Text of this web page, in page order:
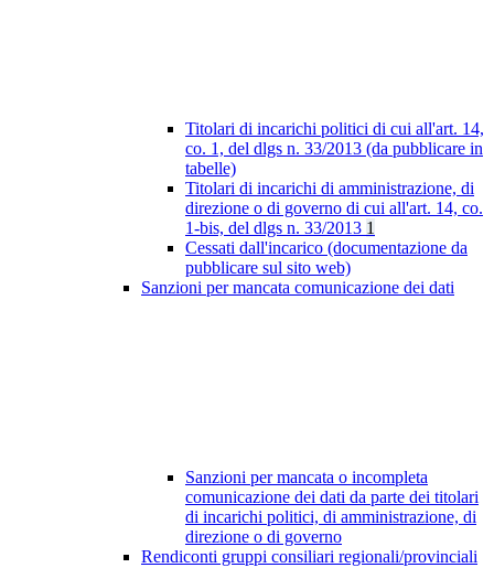
Titolari di incarichi politici di cui all'art. 14,
co. 1, del dlgs n. 33/2013 (da pubblicare in
tabelle)
Titolari di incarichi di amministrazione, di
direzione o di governo di cui all'art. 14, co.
1-bis, del dlgs n. 33/2013 1
Cessati dall'incarico (documentazione da
pubblicare sul sito web)
Sanzioni per mancata comunicazione dei dati
Sanzioni per mancata o incompleta
comunicazione dei dati da parte dei titolari
di incarichi politici, di amministrazione, di
direzione o di governo
Rendiconti gruppi consiliari regionali/provinciali